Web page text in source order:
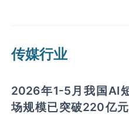
传媒行业
2026年1-5月我国AI
场规模已突破220亿元